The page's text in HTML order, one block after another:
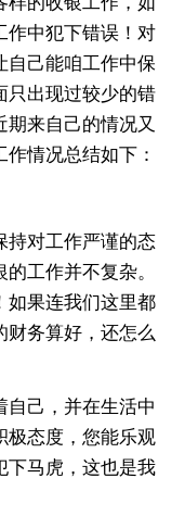
作中犯下错误！对
自己能咱工作中保
只出现过较少的错
来自己的情况又
情况总结如下：
对工作严谨的态
工作并不复杂。
如果连我们这里都
财务算好，还怎么
己，并在生活中
极态度，您能乐观
下马虎，这也是我